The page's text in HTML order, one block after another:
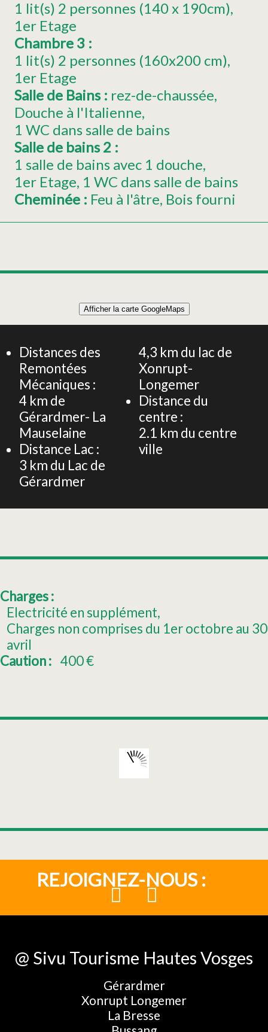
1 lit(s) 2 personnes (140 x 190cm)
1er Etage
Chambre 3 :
1 lit(s) 2 personnes (160x200 cm)
1er Etage
Salle de Bains : rez-de-chaussée
Douche à l'Italienne
1 WC dans salle de bains
Salle de bains 2 :
1 salle de bains avec 1 douche
1er Etage 1 WC dans salle de bains
Cheminée : Feu à l'âtre Bois fourni
MAISON 120m² 6 PERSONNES
Afficher la carte GoogleMaps
Distances des
Remontées
Mécaniques :
4 km de
Gérardmer- La
Mauselaine
Distance Lac :
3 km du Lac de
Gérardmer
4,3 km du lac de
Xonrupt-
Longemer
Distance du
centre :
2.1 km du centre
ville
Charges :
Electricité en supplément
Charges non comprises du 1er octobre au 30
avril
Caution : 400€
REJOIGNEZ-NOUS :
@ Sivu Tourisme Hautes Vosges
Gérardmer
Xonrupt Longemer
La Bresse